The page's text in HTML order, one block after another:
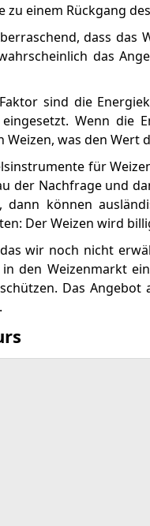
zu einem Rückgang
dass das
das
sind die
eingesetzt. Wenn die
Weizen, was den Wert
für
der Nachfrage und
dann können
Der Weizen wird
wir noch nicht
in den Weizenmarkt
Das